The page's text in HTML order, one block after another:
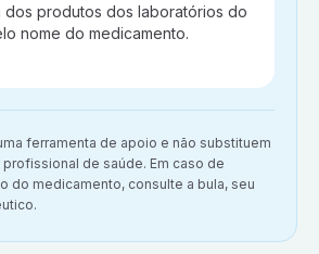
dos produtos dos laboratórios do
nome do medicamento.
ferramenta de apoio e não substituem
de saúde. Em caso de
do medicamento, consulte a bula, seu